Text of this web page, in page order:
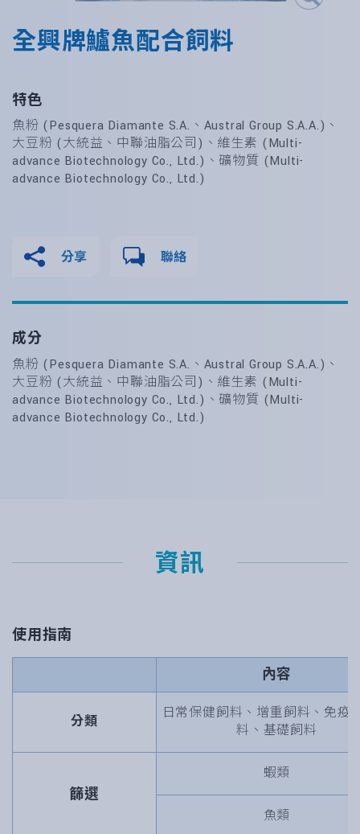
全興牌鱸魚配合飼料
特色
魚粉 (Pesquera Diamante S.A.、Austral Group S.A.A.)、
大豆粉 (大統益、中聯油脂公司)、維生素 (Multi-
advance Biotechnology Co., Ltd.)、礦物質 (Multi-
advance Biotechnology Co., Ltd.)
分享 聯絡
成分
魚粉 (Pesquera Diamante S.A.、Austral Group S.A.A.)、
大豆粉 (大統益、中聯油脂公司)、維生素 (Multi-
advance Biotechnology Co., Ltd.)、礦物質 (Multi-
advance Biotechnology Co., Ltd.)
資訊
使用指南
內容
分類
日常保健飼料、增重飼料、免疫
料、基礎飼料
篩選
蝦類
魚類